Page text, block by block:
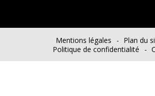
Mentions légales
Plan du
Politique de confidentialité